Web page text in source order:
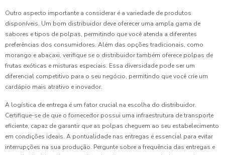
Outro aspecto importante a considerar é a variedade de produtos
disponíveis. Um bom distribuidor deve oferecer uma ampla gama de
sabores e tipos de polpas, permitindo que você atenda a diferentes
preferências dos consumidores. Além das opções tradicionais, como
morango e abacaxi, verifique se o distribuidor também oferece polpas de
frutas exóticas e misturas especiais. Essa diversidade pode ser um
diferencial competitivo para o seu negócio, permitindo que você crie um
cardápio mais atrativo e inovador.
A logística de entrega é um fator crucial na escolha do distribuidor.
Certifique-se de que o fornecedor possui uma infraestrutura de transporte
eficiente, capaz de garantir que as polpas cheguem ao seu estabelecimento
em condições ideais. A pontualidade nas entregas é essencial para evitar
interrupções na sua produção. Pergunte sobre a frequência das entregas e